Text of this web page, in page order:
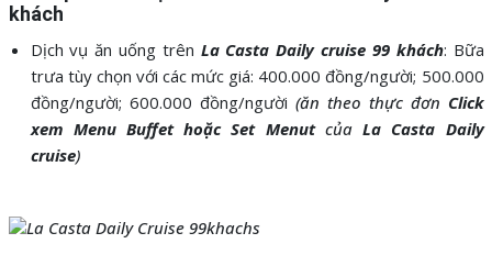
khách
Dịch vụ ăn uống trên La Casta Daily cruise 99 khách: Bữa
trưa tùy chọn với các mức giá: 400.000 đồng/người; 500.000
đồng/người; 600.000 đồng/người (ăn theo thực đơn Click
xem Menu Buffet hoặc Set MenutcủaLa Casta Daily
cruise)